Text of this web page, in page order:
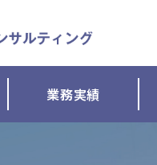
業務実績